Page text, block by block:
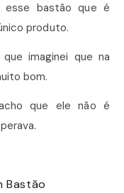
esse bastão que é
produto.
imaginei que na
bom.
que ele não é
Bastão